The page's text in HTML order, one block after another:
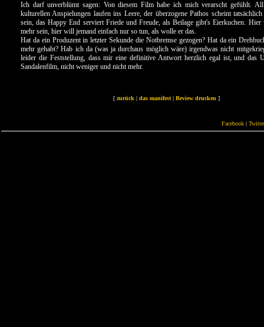
Ich darf unverblümt sagen: Von diesem Film habe ich mich verarscht gefühlt. All
kulturellen Anspielungen laufen ins Leere, der überzogene Pathos scheint
sein, das Happy End serviert Friede und Freude, als Beilage gibt's Eierkuchen.
mehr sein, hier will jemand einfach nur so tun, als wolle er das.
Hat da ein Produzent in letzter Sekunde die Notbremse gezogen? Hat da ein
mehr gehabt? Hab ich da (was ja durchaus möglich wäre) irgendwas nicht
leider die Feststellung, dass mir eine definitive Antwort herzlich egal ist, und das
Sandalenfilm, nicht weniger und nicht mehr.
[ zurück | das manifest | Review drucken ]
Facebook |